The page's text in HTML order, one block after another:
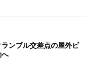
ンブル交差点の屋外ビ